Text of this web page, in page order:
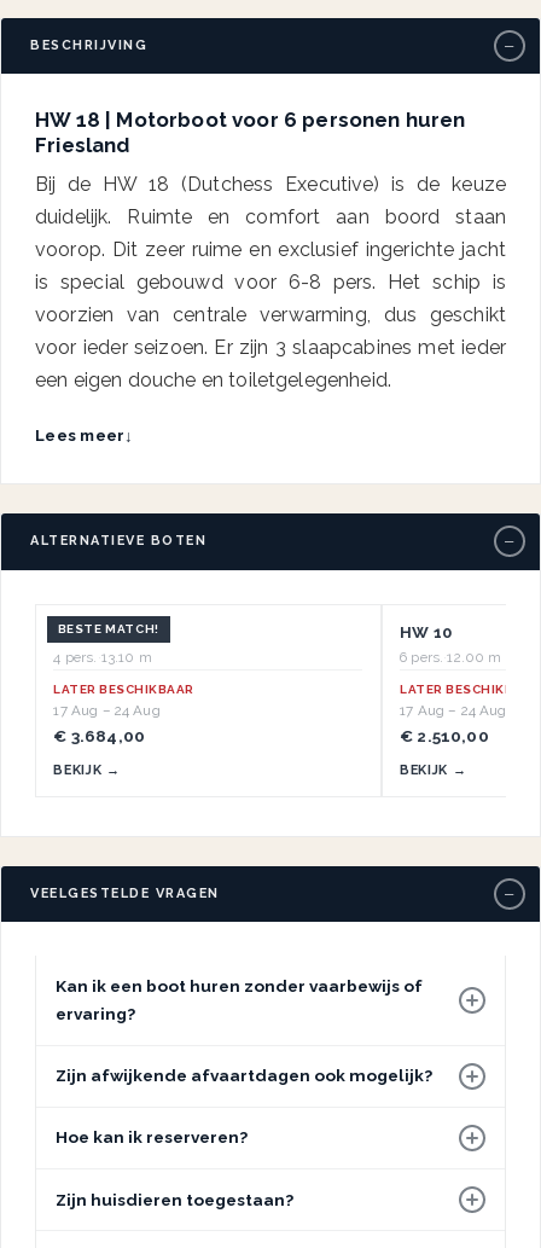
BESCHRIJVING −
HW 18 | Motorboot voor 6 personen huren
Friesland
Bij de HW 18 (Dutchess Executive) is de keuze
duidelijk. Ruimte en comfort aan boord staan
voorop. Dit zeer ruime en exclusief ingerichte jacht
is special gebouwd voor 6-8 pers. Het schip is
voorzien van centrale verwarming, dus geschikt
voor ieder seizoen. Er zijn 3 slaapcabines met ieder
een eigen douche en toiletgelegenheid.
Lees meer ↓
ALTERNATIEVE BOTEN −
BESTE MATCH!
HW 1
4 pers. 13.10 m
LATER BESCHIKBAAR
17 Aug – 24 Aug
€ 3.684,00
BEKIJK →
HW 10
6 pers. ·12.00 m
LATER BESCHIKBAAR
17 Aug – 24 Aug
€ 2.510,00
BEKIJK →
VEELGESTELDE VRAGEN −
Kan ik een boot huren zonder vaarbewijs of
ervaring?
Zijn afwijkende afvaartdagen ook mogelijk?
Hoe kan ik reserveren?
Zijn huisdieren toegestaan?